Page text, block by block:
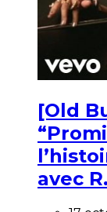
[Old
avec